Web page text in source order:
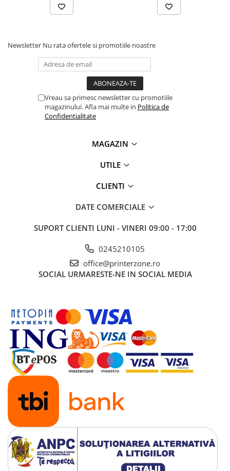
Camere IP
Accesorii retelistica
Baterii UPS
DAS (Direct Attached Storage)
Carcase HDD externe
Memorii USB
Tablete
Tablete inteligente
Accesorii tablete
Telefoane
Smartphone-uri
Accesorii telefoane
Smart Home
Camere supraveghere smart
Prize inteligente
Hub-uri smart
Termostate smart
Newsletter Nu rata ofertele si promotiile noastre
Vreau sa primesc newsletter cu promotiile
magazinului. Afla mai multe in Politica de
Confidentialitate
MAGAZIN
UTILE
CLIENTI
DATE COMERCIALE
SUPORT CLIENTI LUNI - VINERI 09:00 - 17:00
0245210105
office@printerzone.ro
SOCIAL URMARESTE-NE IN SOCIAL MEDIA